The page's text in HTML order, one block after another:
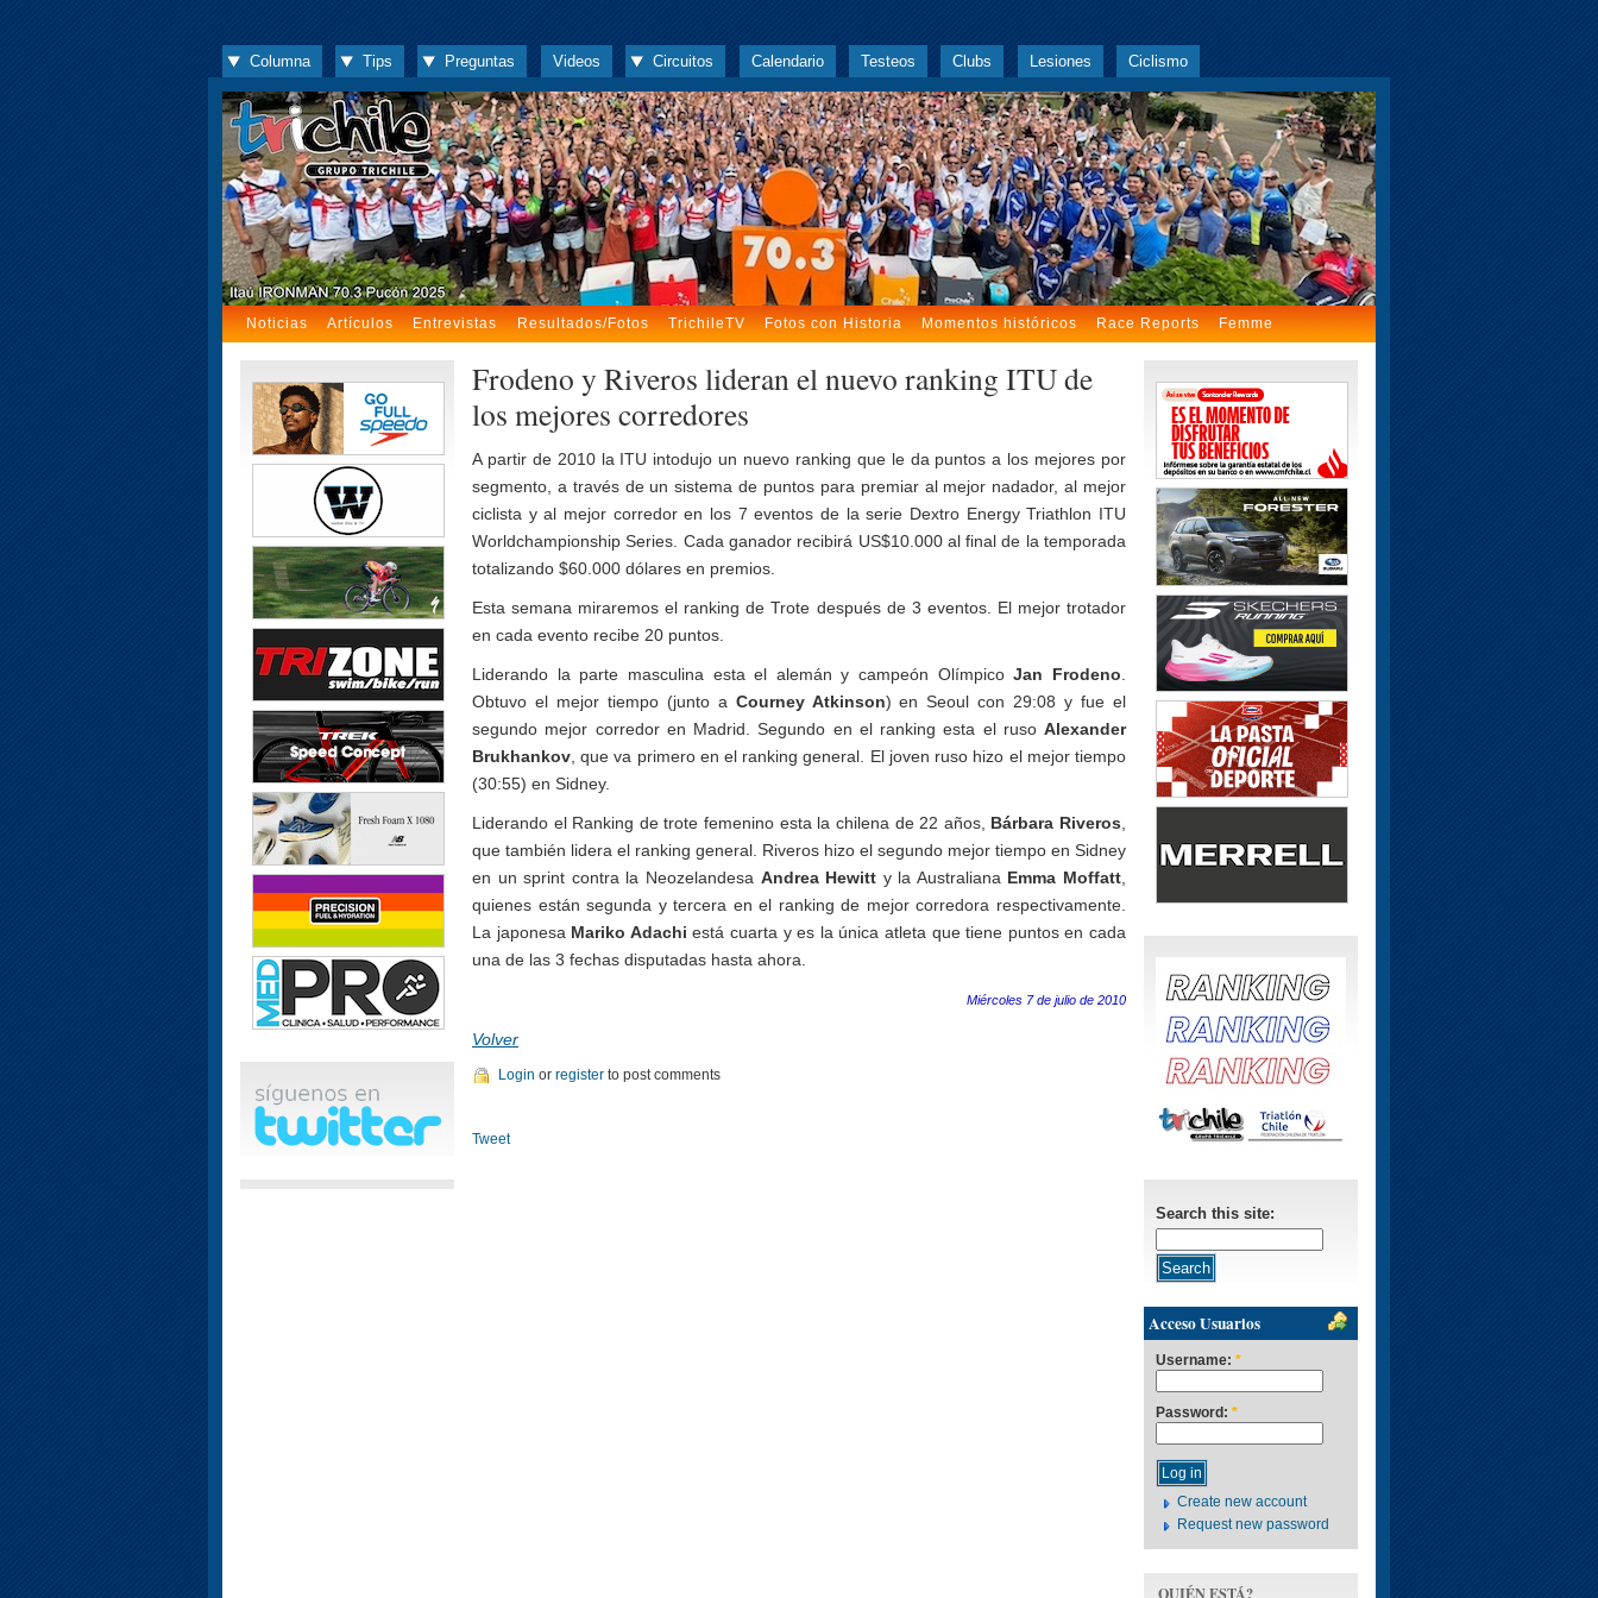
Columna Tips Preguntas Videos Circuitos Calendario Testeos Clubs Lesiones Ciclismo
Noticias Artículos Entrevistas Resultados/Fotos TrichileTV Fotos con Historia Momentos históricos Race Reports Femme
Frodeno y Riveros lideran el nuevo ranking ITU de
los mejores corredores
A partir de 2010 la ITU intodujo un nuevo ranking que le da puntos a los mejores por
segmento, a través de un sistema de puntos para premiar al mejor nadador, al mejor
ciclista y al mejor corredor en los 7 eventos de la serie Dextro Energy Triathlon ITU
Worldchampionship Series. Cada ganador recibirá US$10.000 al final de la temporada
totalizando $60.000 dólares en premios.
Esta semana miraremos el ranking de Trote después de 3 eventos. El mejor trotador
en cada evento recibe 20 puntos.
Liderando la parte masculina esta el alemán y campeón OlímpicoJan Frodeno
Obtuvo el mejor tiempo (junto a Courney Atkinson) en Seoul con 29:08 y fue el
segundo mejor corredor en Madrid. Segundo en el ranking esta el ruso Alexander
Brukhankov , que va primero en el ranking general. El joven ruso hizo el mejor tiempo
(30:55) en Sidney.
Liderando el Ranking de trote femenino esta la chilena de 22 años, Bárbara Riveros
que también lidera el ranking general. Riveros hizo el segundo mejor tiempo en Sidney
en un sprint contra la Neozelandesa Andrea Hewitt y la Australiana Emma Moffatt
quienes están segunda y tercera en el ranking de mejor corredora respectivamente.
La japonesa Mariko Adachi está cuarta y es la única atleta que tiene puntos en cada
una de las 3 fechas disputadas hasta ahora.
Miércoles 7 de julio de 2010
Volver
Login or register to post comments
Tweet
Search this site:
Acceso Usuarios
Username: *
Password: *
Create new account
Request new password
QUIÉN ESTÁ?